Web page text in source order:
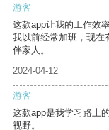
游客
这款app让我的工作效
我以前经常加班，现在
伴家人。
2024-04-12
游客
这款app是我学习路上
视野。